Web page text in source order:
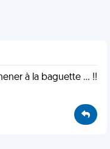
à la baguette ... !!